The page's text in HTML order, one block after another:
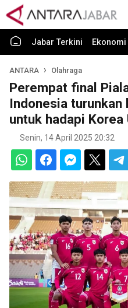
Jabar Terkini Ekonomi
ANTARA Olahraga
Perempat final
Indonesia turunkan
untuk hadapi Korea
Senin, 14 April 2025 20:32